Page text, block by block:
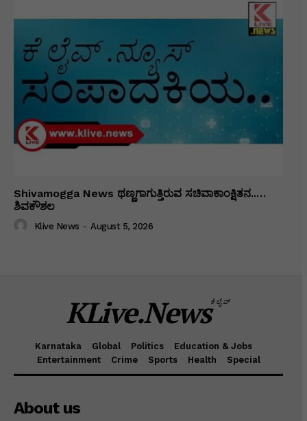
Shivamogga News ಥಣ್ಣಗಾಗುತ್ತಿರುವ ಸಚಿವಾಕಾಂಕ್ಷಿತನ..…
ಶಿವಕೌಶಲ
Klive News - August 5, 2026
KLive.Newsಕೆಲೈವ್
Karnataka Global Politics
Education & Jobs
Entertainment
Crime Sports Health Special
About us